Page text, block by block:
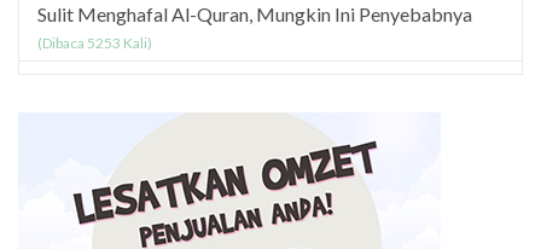
Sulit Menghafal Al-Quran, Mungkin Ini Penyebabnya
(Dibaca 5253 Kali)